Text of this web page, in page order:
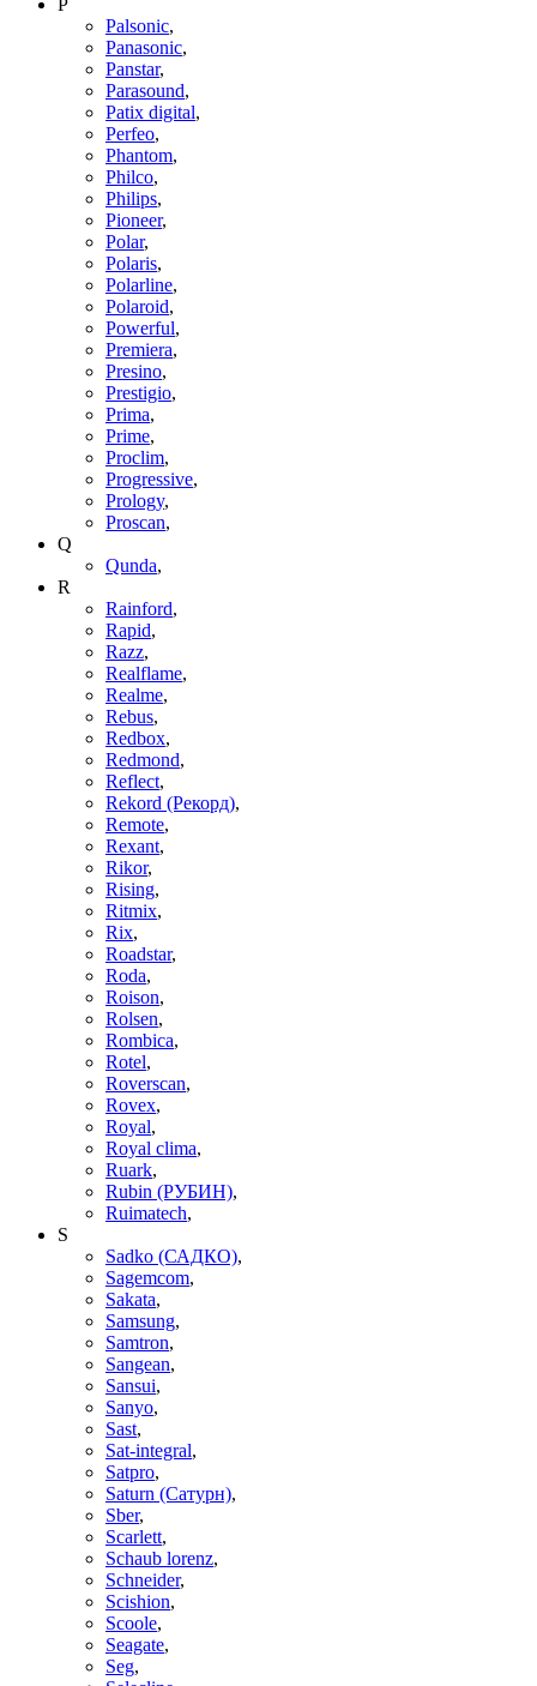
Palsonic,
Panasonic,
Panstar,
Parasound,
Patix digital,
Perfeo,
Phantom,
Philco,
Philips,
Pioneer,
Polar,
Polaris,
Polarline,
Polaroid,
Powerful,
Premiera,
Presino,
Prestigio,
Prima,
Prime,
Proclim,
Progressive,
Prology,
Proscan,
Q
Qunda,
R
Rainford,
Rapid,
Razz,
Realflame,
Realme,
Rebus,
Redbox,
Redmond,
Reflect,
Rekord (Рекорд),
Remote,
Rexant,
Rikor,
Rising,
Ritmix,
Rix,
Roadstar,
Roda,
Roison,
Rolsen,
Rombica,
Rotel,
Roverscan,
Rovex,
Royal,
Royal clima,
Ruark,
Rubin (РУБИН),
Ruimatech,
S
Sadko (САДКО),
Sagemcom,
Sakata,
Samsung,
Samtron,
Sangean,
Sansui,
Sanyo,
Sast,
Sat-integral,
Satpro,
Saturn (Сатурн),
Sber,
Scarlett,
Schaub lorenz,
Schneider,
Scishion,
Scoole,
Seagate,
Seg,